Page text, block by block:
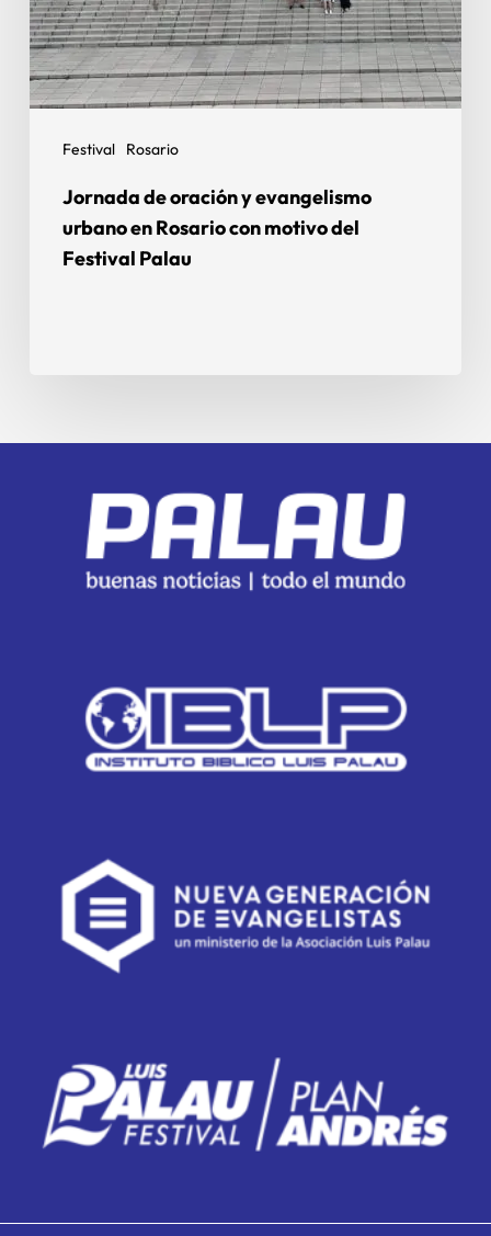
Festival Rosario
Jornada de oración y evangelismo
urbano en Rosario con motivo del
Festival Palau